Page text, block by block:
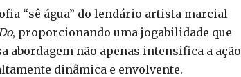
“sê água” do lendário artista marcial
, proporcionando uma jogabilidade que
abordagem não apenas intensifica a ação
dinâmica e envolvente.